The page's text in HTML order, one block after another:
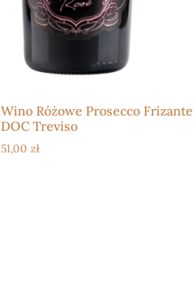
Wino Różowe Prosecco Frizante
DOC Treviso
51,00zł